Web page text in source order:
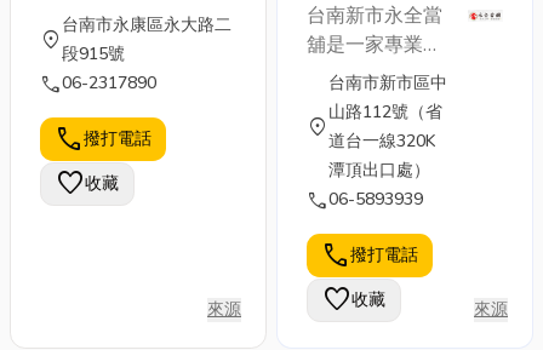
location_on
台南市永康區永大路二
段915號
call06-2317890
call撥打電話
favorite收藏
來源
台南新市永全當
舖是一家專業且
值得信賴的當舖
機構。公司秉持
誠信經營的理
念，致力於提供
快速、安全、便
協助客戶解決短
期資金需求。
location_on
台南市新市區中
山路112號（省
道台一線320K
潭頂出口處）
call06-5893939
call撥打電話
favorite收藏 來源